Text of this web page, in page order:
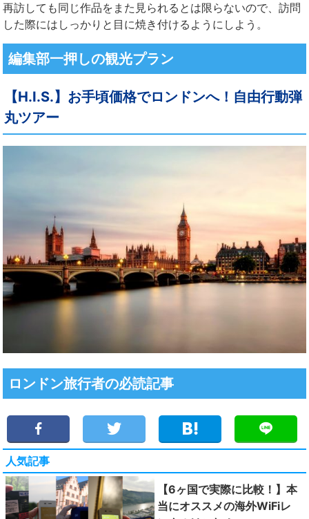
再訪しても同じ作品をまた見られるとは限らないので、訪問
した際にはしっかりと目に焼き付けるようにしよう。
編集部一押しの観光プラン
【H.I.S.】お手頃価格でロンドンへ！自由行動弾
丸ツアー
ロンドン旅行者の必読記事
人気記事
【6ヶ国で実際に比較！】本
当にオススメの海外WiFiレ